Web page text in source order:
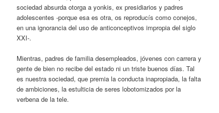
sociedad absurda otorga a yonkis, ex presidiarios y padres
adolescentes -porque esa es otra, os reproducís como conejos,
en una ignorancia del uso de anticonceptivos impropia del siglo
XXI-.
Mientras, padres de familia desempleados, jóvenes con carrera y
gente de bien no recibe del estado ni un triste buenos días. Tal
es nuestra sociedad, que premia la conducta inapropiada, la falta
de ambiciones, la estulticia de seres lobotomizados por la
verbena de la tele.